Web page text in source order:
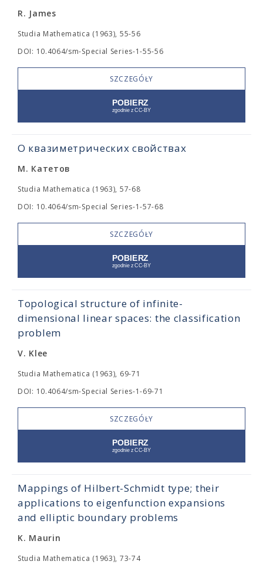
R. James
Studia Mathematica (1963), 55-56
DOI: 10.4064/sm-Special Series-1-55-56
SZCZEGÓŁY
О квазиметрических свойствах
М. Катетов
Studia Mathematica (1963), 57-68
DOI: 10.4064/sm-Special Series-1-57-68
SZCZEGÓŁY
Topological structure of infinite-
dimensional linear spaces: the classification
problem
V. Klee
Studia Mathematica (1963), 69-71
DOI: 10.4064/sm-Special Series-1-69-71
SZCZEGÓŁY
Mappings of Hilbert-Schmidt type; their
applications to eigenfunction expansions
and elliptic boundary problems
K. Maurin
Studia Mathematica (1963), 73-74